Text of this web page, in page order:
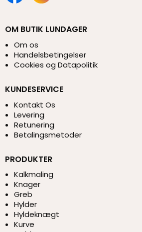
OM BUTIK LUNDAGER
Om os
Handelsbetingelser
Cookies og Datapolitik
KUNDESERVICE
Kontakt Os
Levering
Retunering
Betalingsmetoder
PRODUKTER
Kalkmaling
Knager
Greb
Hylder
Hyldeknægt
Kurve